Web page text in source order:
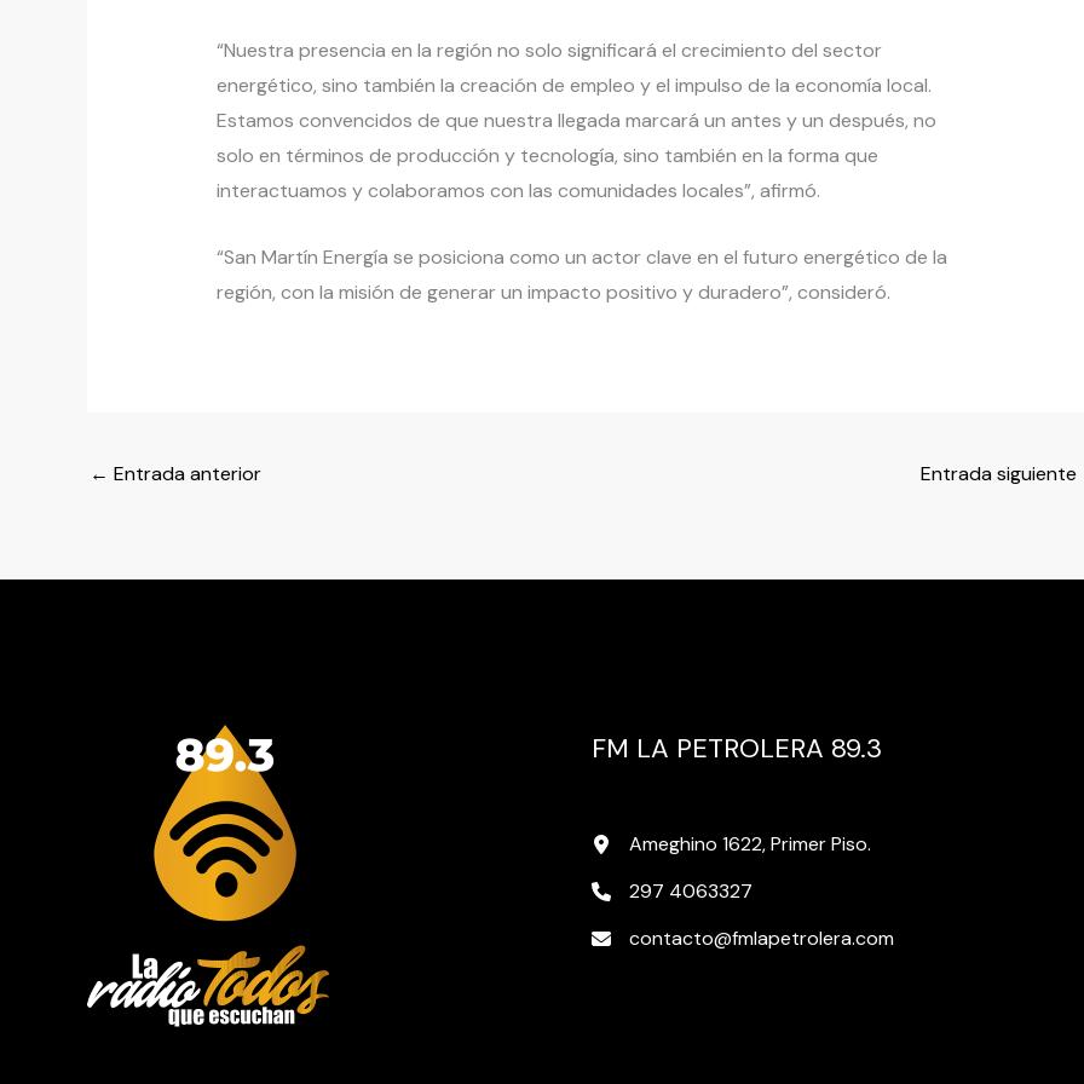
“Nuestra presencia en la región no solo significará el crecimiento del sector
energético, sino también la creación de empleo y el impulso de la economía local.
Estamos convencidos de que nuestra llegada marcará un antes y un después, no
solo en términos de producción y tecnología, sino también en la forma que
interactuamos y colaboramos con las comunidades locales”, afirmó.
“San Martín Energía se posiciona como un actor clave en el futuro energético de la
región, con la misión de generar un impacto positivo y duradero”, consideró.
← Entrada anterior Entrada siguiente
FM LA PETROLERA 89.3
Ameghino 1622, Primer Piso.
297 4063327
contacto@fmlapetrolera.com